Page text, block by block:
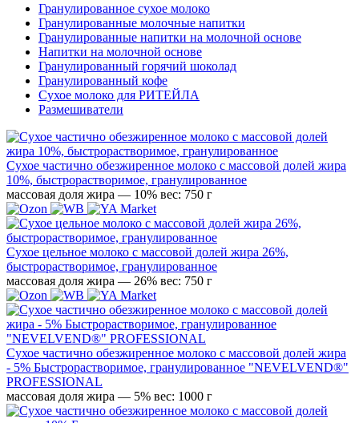
Гранулированное сухое молоко
Гранулированные молочные напитки
Гранулированные напитки на молочной основе
Напитки на молочной основе
Гранулированный горячий шоколад
Гранулированный кофе
Сухое молоко для РИТЕЙЛА
Размешиватели
Сухое частично обезжиренное молоко с массовой долей жира
10%, быстрорастворимое, гранулированное
массовая доля жира — 10% вес: 750 г
Сухое цельное молоко с массовой долей жира 26%,
быстрорастворимое, гранулированное
массовая доля жира — 26% вес: 750 г
Сухое частично обезжиренное молоко с массовой долей жира
- 5% Быстрорастворимое, гранулированное "NEVELVEND®"
PROFESSIONAL
массовая доля жира — 5% вес: 1000 г